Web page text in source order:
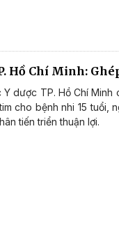
Hồ Chí Minh:
dược TP. Hồ Chí
cho bệnh nhi 15 tuổi,
tiến triển thuận lợi.